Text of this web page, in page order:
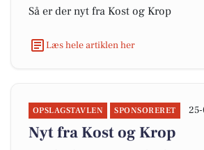
Så er der nyt fra Kost og Krop
Læs hele artiklen her
OPSLAGSTAVLEN SPONSORERET
Nyt fra Kost og Krop